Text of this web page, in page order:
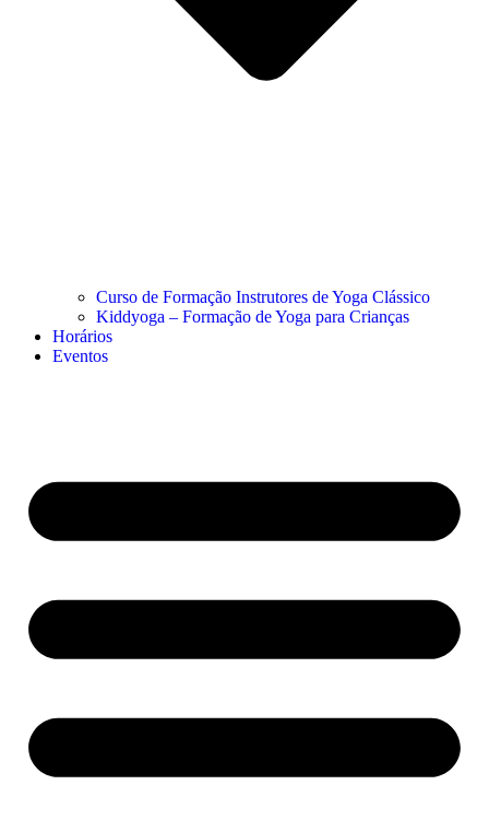
Curso de Formação Instrutores de Yoga Clássico
Kiddyoga – Formação de Yoga para Crianças
Horários
Eventos